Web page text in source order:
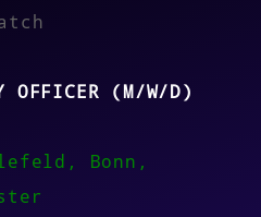
OFFICER (M/W/D)
Bonn,